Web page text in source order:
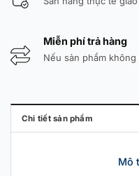
Miễn phí trả hàng
Nếu sản phẩm không
Chi tiết sản phẩm
Mô